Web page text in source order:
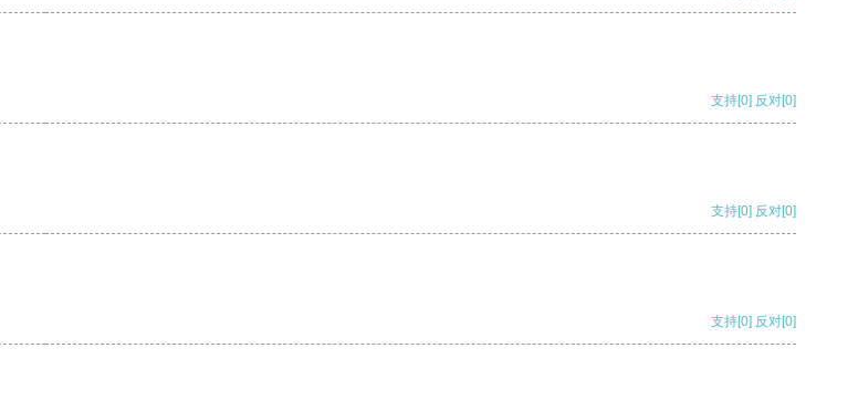
支持[0] 反对[0]
支持[0] 反对[0]
支持[0] 反对[0]